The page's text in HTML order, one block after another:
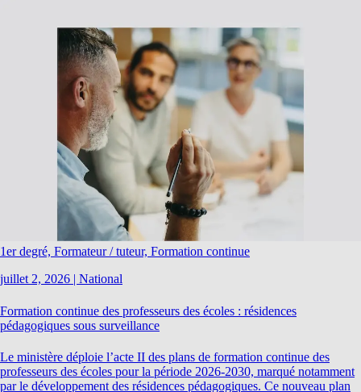
1er degré, Formateur / tuteur, Formation continue
juillet 2, 2026 | National
Formation continue des professeurs des écoles : résidences
pédagogiques sous surveillance
Le ministère déploie l’acte II des plans de formation continue des
professeurs des écoles pour la période 2026-2030, marqué notamment
par le développement des résidences pédagogiques. Ce nouveau plan